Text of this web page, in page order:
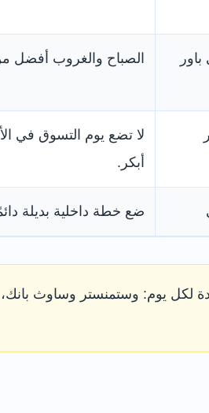
الصباح والغروب أفضل
لا تضع يوم التسوق في
أبكر.
ضع خطة داخلية بديلة
لكل يوم: وستمنستر وساوث